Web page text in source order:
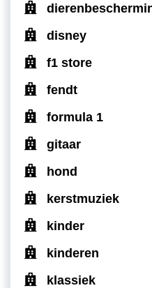
disney
f1 store
fendt
formula 1
gitaar
hond
kerstmuziek
kinder
kinderen
klassiek